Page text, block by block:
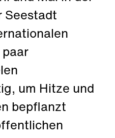
Seestadt
paar
um Hitze und
bepflanzt